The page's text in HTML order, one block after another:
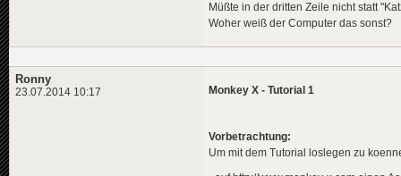
Müßte in der dritten Zeile nicht statt
Woher weiß der Computer das sonst?
Ronny
23.07.2014 10:17 Monkey X - Tutorial 1
Vorbetrachtung:
Um mit dem Tutorial loslegen zu